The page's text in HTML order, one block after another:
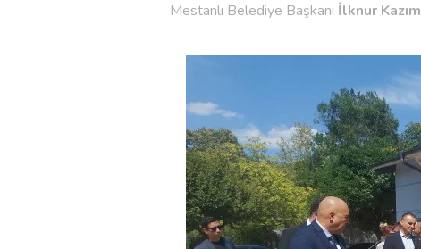
Mestanlı Belediye Başkanı İlknur Kazım